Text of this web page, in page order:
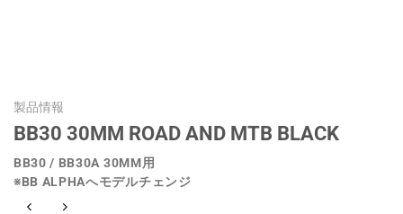
製品情報
BB30 30MM ROAD AND MTB BLACK
BB30 / BB30A 30MM用
※BB ALPHAへモデルチェンジ